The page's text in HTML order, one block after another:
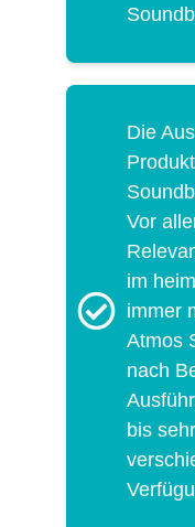
Die
Vor
im
immer
Atmos
nach
bis